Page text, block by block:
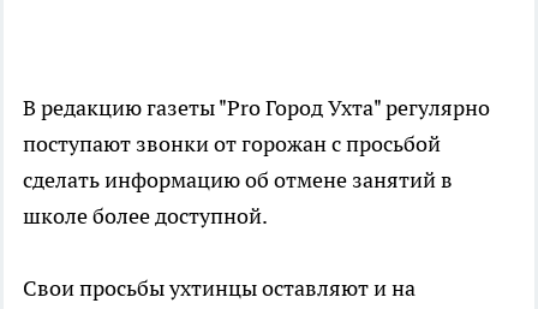
В редакцию газеты "Pro Город Ухта" регулярно
поступают звонки от горожан с просьбой
сделать информацию об отмене занятий в
школе более доступной.
Свои просьбы ухтинцы оставляют и на